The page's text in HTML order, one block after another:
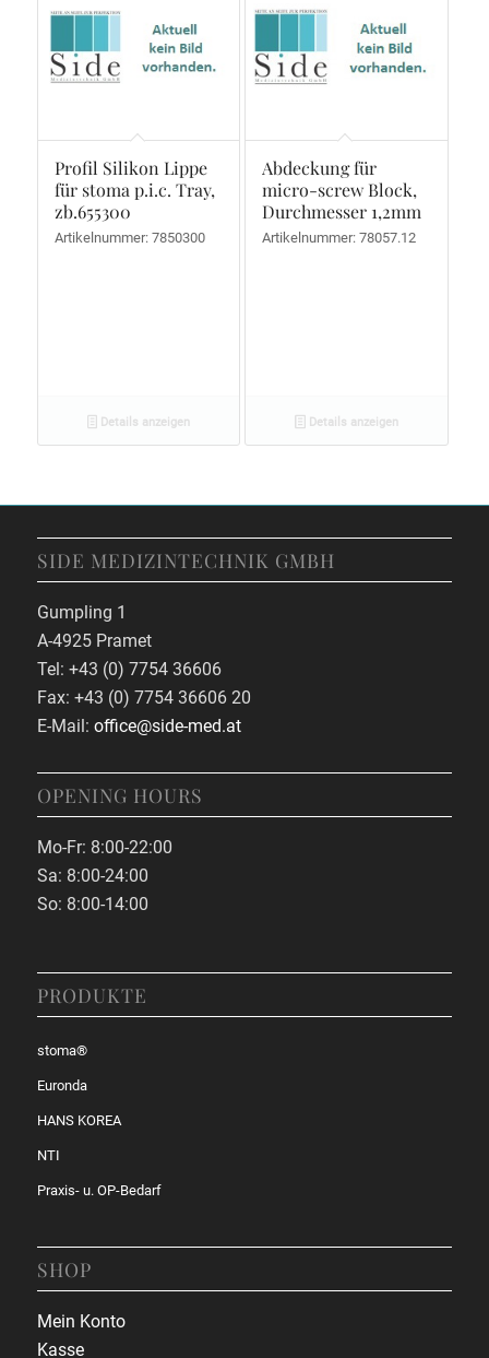
Profil Silikon Lippe
für stoma p.i.c. Tray,
zb.655300
Artikelnummer: 7850300
Details anzeigen
Abdeckung für
micro-screw Block,
Durchmesser 1,2mm
Artikelnummer: 78057.12
Details anzeigen
SIDE MEDIZINTECHNIK GMBH
Gumpling 1
A-4925 Pramet
Tel: +43 (0) 7754 36606
Fax: +43 (0) 7754 36606 20
E-Mail: office@side-med.at
OPENING HOURS
Mo-Fr: 8:00-22:00
Sa: 8:00-24:00
So: 8:00-14:00
PRODUKTE
stoma®
Euronda
HANS KOREA
NTI
Praxis- u. OP-Bedarf
SHOP
Mein Konto
Kasse